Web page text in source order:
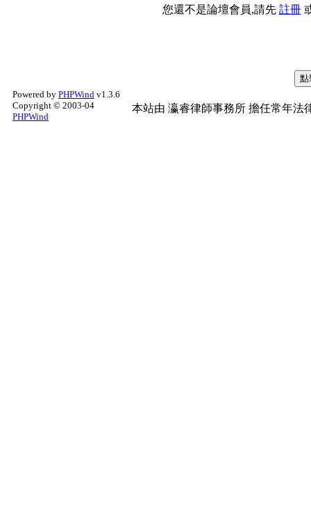
您還不是論壇會員,請先 註冊
Powered by PHPWind v1.3.6
Copyright © 2003-04
PHPWind
本站由 瀛睿律師事務所 擔任常年法